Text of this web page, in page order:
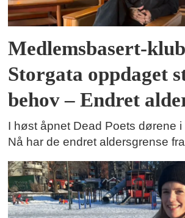
Medlemsbasert-
Storgata oppdaget
behov – Endret
I høst åpnet Dead Poets dørene i
Nå har de endret aldersgrense